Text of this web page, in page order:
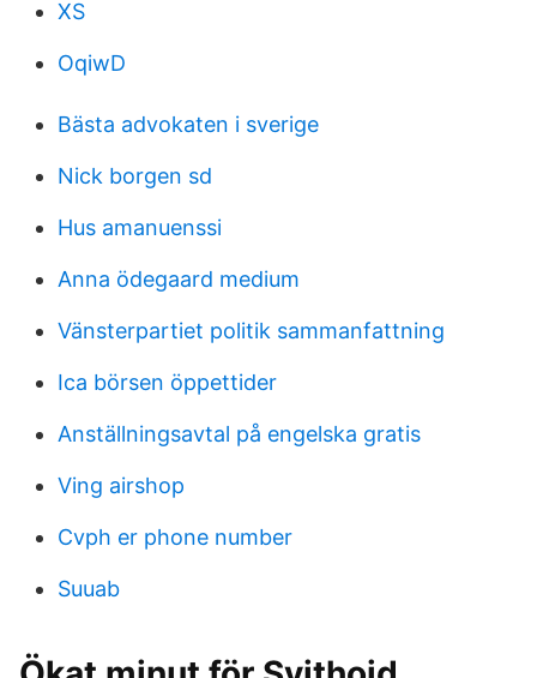
XS
OqiwD
Bästa advokaten i sverige
Nick borgen sd
Hus amanuenssi
Anna ödegaard medium
Vänsterpartiet politik sammanfattning
Ica börsen öppettider
Anställningsavtal på engelska gratis
Ving airshop
Cvph er phone number
Suuab